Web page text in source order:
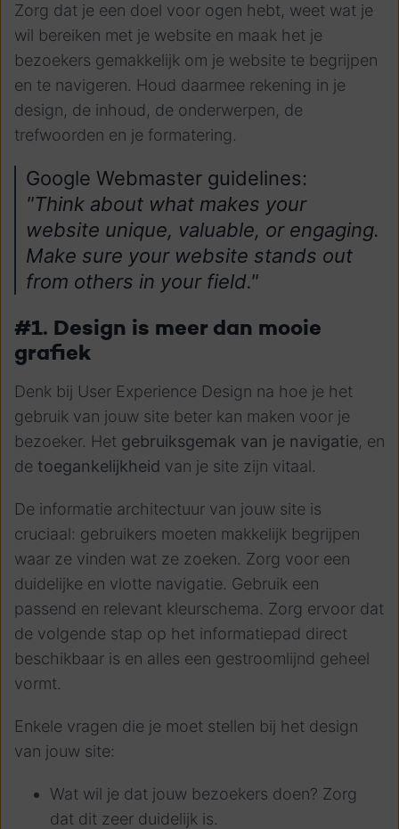
Zorg dat je een doel voor ogen hebt, weet wat je
wil bereiken met je website en maak het je
bezoekers gemakkelijk om je website te begrijpen
en te navigeren. Houd daarmee rekening in je
design, de inhoud, de onderwerpen, de
trefwoorden en je formatering.
Google Webmaster guidelines:
"Think about what makes your
website unique, valuable, or engaging.
Make sure your website stands out
from others in your field."
#1. Design is meer dan mooie
grafiek
Denk bij User Experience Design na hoe je het
gebruik van jouw site beter kan maken voor je
bezoeker. Het gebruiksgemak van je navigatie, en
de toegankelijkheid van je site zijn vitaal.
De informatie architectuur van jouw site is
cruciaal: gebruikers moeten makkelijk begrijpen
waar ze vinden wat ze zoeken. Zorg voor een
duidelijke en vlotte navigatie. Gebruik een
passend en relevant kleurschema. Zorg ervoor dat
de volgende stap op het informatiepad direct
beschikbaar is en alles een gestroomlijnd geheel
vormt.
Enkele vragen die je moet stellen bij het design
van jouw site:
Wat wil je dat jouw bezoekers doen? Zorg
dat dit zeer duidelijk is.